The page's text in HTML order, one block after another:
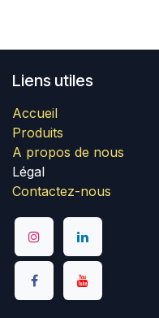
Liens utiles
Accueil
Produits
A propos de nous
Légal
Contactez-nous